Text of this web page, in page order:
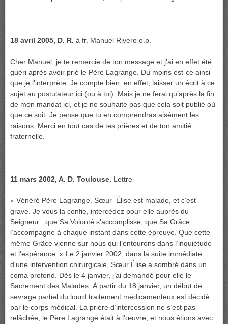
18 avril 2005, D. R. à fr. Manuel Rivero o.p.
Cher Manuel, je te remercie de ton message et j’ai en effet été
guéri après avoir prié le Père Lagrange. Du moins est-ce ainsi
que je l’interprète. Je compte bien, en effet, laisser un écrit à ce
sujet au postulateur ici (ou à toi). Mais je ne ferai qu’après la fin
de mon mandat ici, et je ne souhaite pas que cela soit publié où
que ce soit. Je pense que tu en comprendras aisément les
raisons. Merci en tout cas de tes prières et de ton amitié
fraternelle.
11 mars 2002, A. D. Toulouse. Lettre
« Vénéré Père Lagrange. Sœur Élise est malade, et c’est
grave. Je vous la confie, intercédez pour elle auprès du
Seigneur : que Sa Volonté s’accomplisse, que Sa Grâce
l’accompagne à chaque instant dans cette épreuve. Que cette
même Grâce vienne sur nous qui l’entourons dans l’inquiétude
et l’espérance. » Le 2 janvier 2002, dans la suite immédiate
d’une intervention chirurgicale, Sœur Élise a sombré dans un
coma profond. Dès le 4 janvier, j’ai demandé pour elle le
Sacrement des Malades. À partir du 18 janvier, un début de
sevrage partiel du lourd traitement médicamenteux est décidé
par le corps médical. La prière d’intercession ne s’est pas
relâchée, le Père Lagrange était à l’œuvre, et nous étions avec